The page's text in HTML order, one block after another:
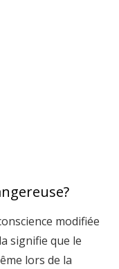
modifiée
signifie que le
lors de la